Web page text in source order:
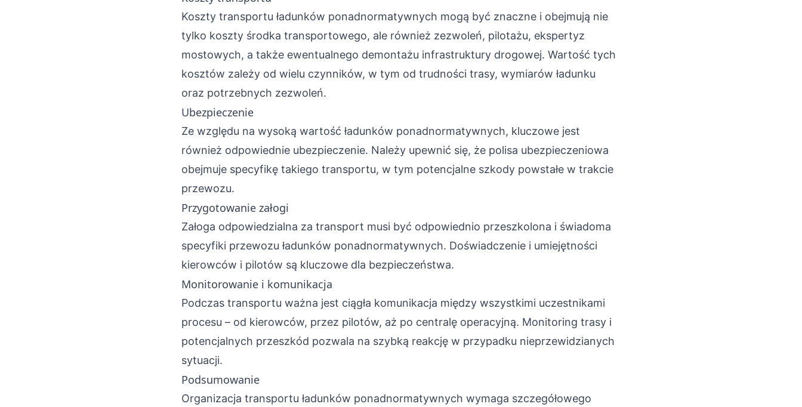
Koszty transportu ładunków ponadnormatywnych mogą być znaczne i obejmują nie
tylko koszty środka transportowego, ale również zezwoleń, pilotażu, ekspertyz
mostowych, a także ewentualnego demontażu infrastruktury drogowej. Wartość tych
kosztów zależy od wielu czynników, w tym od trudności trasy, wymiarów ładunku
oraz potrzebnych zezwoleń.
Ubezpieczenie
Ze względu na wysoką wartość ładunków ponadnormatywnych, kluczowe jest
również odpowiednie ubezpieczenie. Należy upewnić się, że polisa ubezpieczeniowa
obejmuje specyfikę takiego transportu, w tym potencjalne szkody powstałe w trakcie
przewozu.
Przygotowanie załogi
Załoga odpowiedzialna za transport musi być odpowiednio przeszkolona i świadoma
specyfiki przewozu ładunków ponadnormatywnych. Doświadczenie i umiejętności
kierowców i pilotów są kluczowe dla bezpieczeństwa.
Monitorowanie i komunikacja
Podczas transportu ważna jest ciągła komunikacja między wszystkimi uczestnikami
procesu – od kierowców, przez pilotów, aż po centralę operacyjną. Monitoring trasy i
potencjalnych przeszkód pozwala na szybką reakcję w przypadku nieprzewidzianych
sytuacji.
Podsumowanie
Organizacja transportu ładunków ponadnormatywnych wymaga szczegółowego